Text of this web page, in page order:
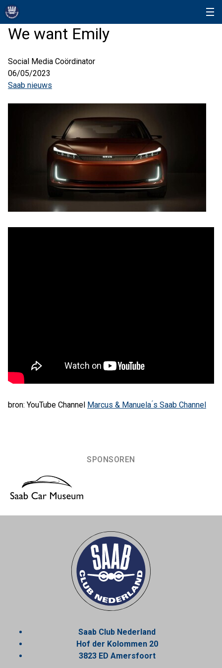
We want Emily
Social Media Coördinator
06/05/2023
Saab nieuws
bron: YouTube Channel Marcus & Manuela ́s Saab Channel
SPONSOREN
Saab Club Nederland
Hof der Kolommen 20
3823 ED Amersfoort